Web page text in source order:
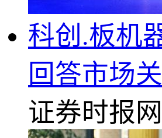
科创.板机
回答市场
证券时报网